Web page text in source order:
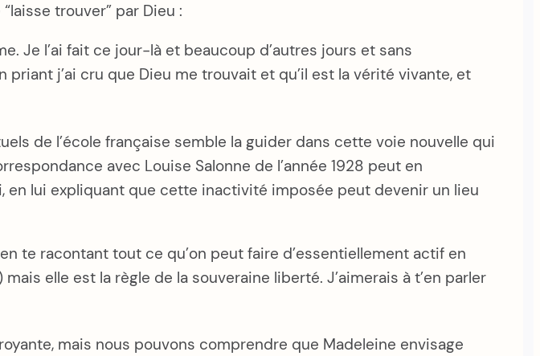
trouver” par Dieu :
Je l’ai fait ce jour-là et beaucoup d’autres jours et sans
j’ai cru que Dieu me trouvait et qu’il est la vérité vivante, et
de l’école française semble la guider dans cette voie nouvelle qui
avec Louise Salonne de l’année 1928 peut en
en lui expliquant que cette inactivité imposée peut devenir un lieu
te racontant tout ce qu’on peut faire d’essentiellement actif en
elle est la règle de la souveraine liberté. J’aimerais à t’en parler
mais nous pouvons comprendre que Madeleine envisage